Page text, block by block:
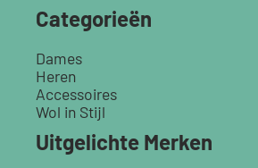
Categorieën
Dames
Heren
Accessoires
Wol in Stijl
Uitgelichte Merken